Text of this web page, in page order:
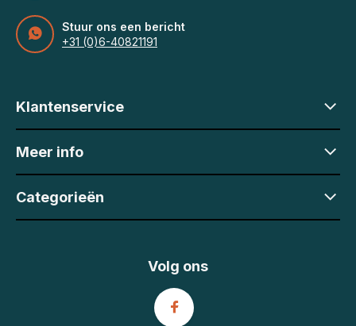
Stuur ons een bericht
+31 (0)6-40821191
Klantenservice
Meer info
Categorieën
Volg ons